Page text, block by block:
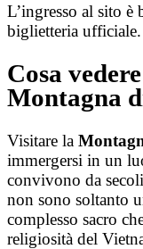
L’ingresso al sito è
biglietteria ufficiale.
Cosa
Montagna
Visitare la
immergersi in un
convivono da
non sono soltanto
complesso sacro
religiosità del